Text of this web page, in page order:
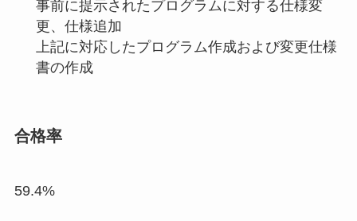
事前に提示されたプログラムに対する仕様変
更、仕様追加
上記に対応したプログラム作成および変更仕様
書の作成
合格率
59.4%